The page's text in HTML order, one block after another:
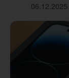
06.12.2025